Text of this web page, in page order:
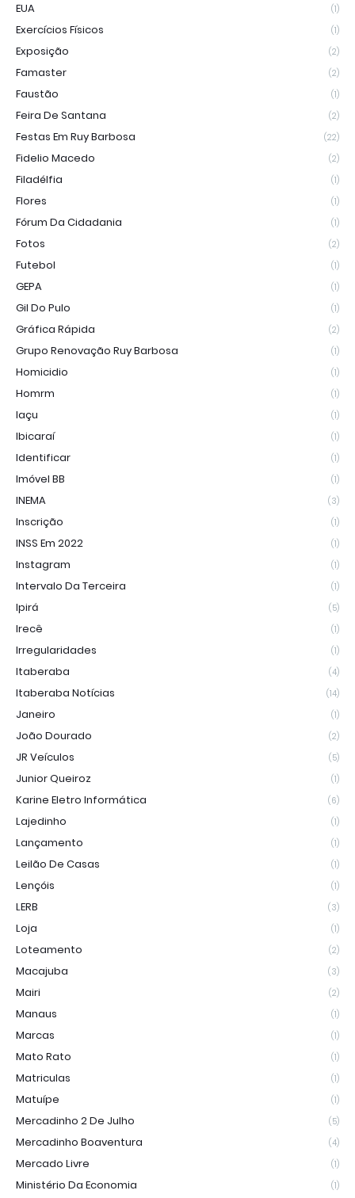
EUA (1)
Exercícios Físicos (1)
Exposição (2)
Famaster (2)
Faustão (1)
Feira De Santana (2)
Festas Em Ruy Barbosa (22)
Fidelio Macedo (2)
Filadélfia (1)
Flores (1)
Fórum Da Cidadania (1)
Fotos (2)
Futebol (1)
GEPA (1)
Gil Do Pulo (1)
Gráfica Rápida (2)
Grupo Renovação Ruy Barbosa (1)
Homicidio (1)
Homrm (1)
Iaçu (1)
Ibicaraí (1)
Identificar (1)
Imóvel BB (1)
INEMA (3)
Inscrição (1)
INSS Em 2022 (1)
Instagram (1)
Intervalo Da Terceira (1)
Ipirá (5)
Irecê (1)
Irregularidades (1)
Itaberaba (4)
Itaberaba Notícias (14)
Janeiro (1)
João Dourado (2)
JR Veículos (5)
Junior Queiroz (1)
Karine Eletro Informática (6)
Lajedinho (1)
Lançamento (1)
Leilão De Casas (1)
Lençóis (1)
LERB (3)
Loja (1)
Loteamento (2)
Macajuba (3)
Mairi (2)
Manaus (1)
Marcas (1)
Mato Rato (1)
Matriculas (1)
Matuípe (1)
Mercadinho 2 De Julho (5)
Mercadinho Boaventura (4)
Mercado Livre (1)
Ministério Da Economia (1)